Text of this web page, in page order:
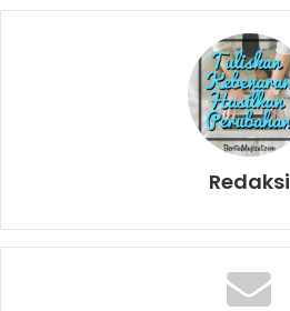
Redaksi